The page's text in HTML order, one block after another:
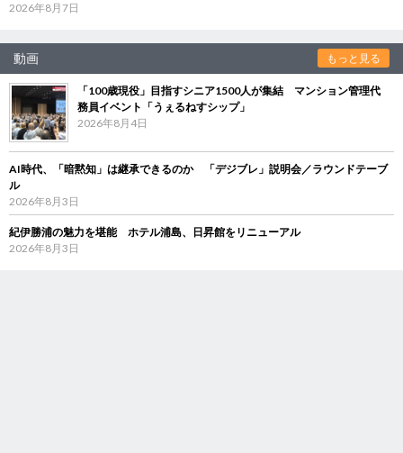
2026年8月7日
動画 もっと見る
「100歳現役」目指すシニア1500人が集結 マンション管理代
務員イベント「うぇるねすシップ」
2026年8月4日
AI時代、「暗黙知」は継承できるのか 「デジブレ」説明会／ラウンドテーブ
ル
2026年8月3日
紀伊勝浦の魅力を堪能 ホテル浦島、日昇館をリニューアル
2026年8月3日